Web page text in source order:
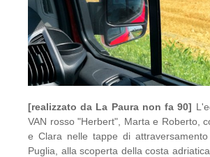
[realizzato da La Paura non fa 90]
VAN rosso "Herbert", Marta e Roberto,
e Clara nelle tappe di
Puglia, alla scoperta della costa